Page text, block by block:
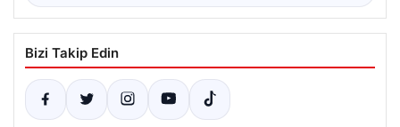
Bizi Takip Edin